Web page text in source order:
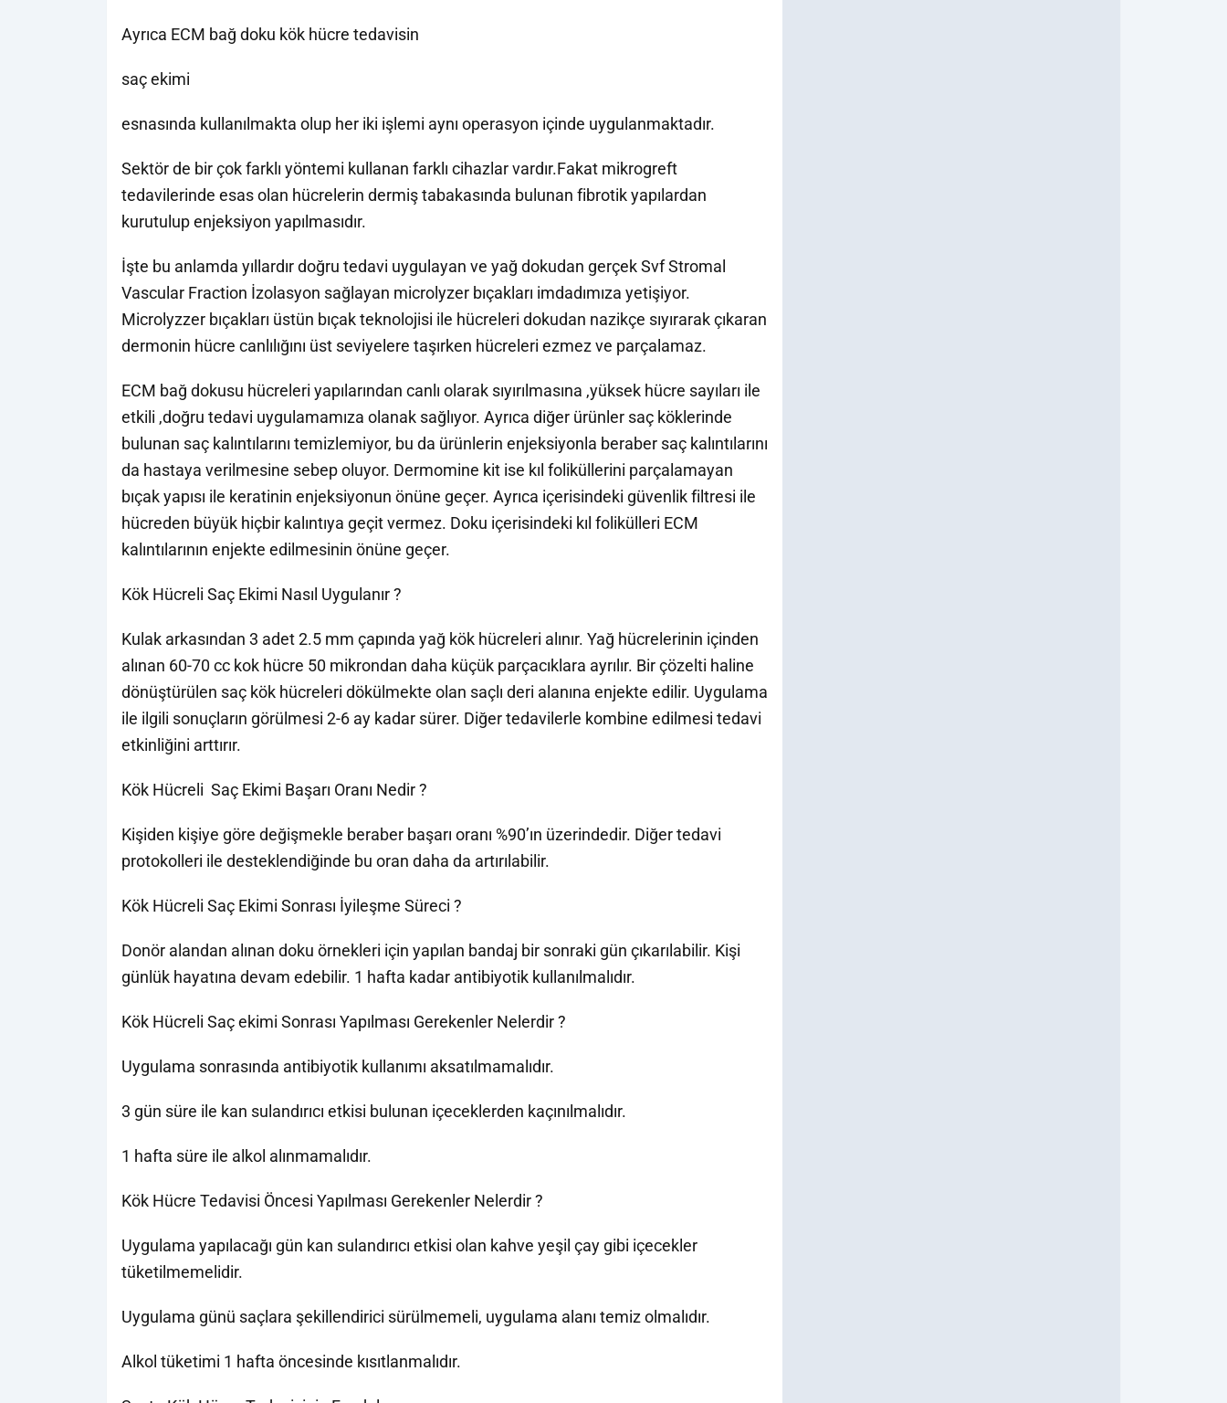
Ayrıca ECM bağ doku kök hücre tedavisin
saç ekimi
esnasında kullanılmakta olup her iki işlemi aynı operasyon içinde uygulanmaktadır.
Sektör de bir çok farklı yöntemi kullanan farklı cihazlar vardır.Fakat mikrogreft
tedavilerinde esas olan hücrelerin dermiş tabakasında bulunan fibrotik yapılardan
kurutulup enjeksiyon yapılmasıdır.
İşte bu anlamda yıllardır doğru tedavi uygulayan ve yağ dokudan gerçek Svf Stromal
Vascular Fraction İzolasyon sağlayan microlyzer bıçakları imdadımıza yetişiyor.
Microlyzzer bıçakları üstün bıçak teknolojisi ile hücreleri dokudan nazikçe sıyırarak çıkaran
dermonin hücre canlılığını üst seviyelere taşırken hücreleri ezmez ve parçalamaz.
ECM bağ dokusu hücreleri yapılarından canlı olarak sıyırılmasına ,yüksek hücre sayıları ile
etkili ,doğru tedavi uygulamamıza olanak sağlıyor. Ayrıca diğer ürünler saç köklerinde
bulunan saç kalıntılarını temizlemiyor, bu da ürünlerin enjeksiyonla beraber saç kalıntılarını
da hastaya verilmesine sebep oluyor. Dermomine kit ise kıl foliküllerini parçalamayan
bıçak yapısı ile keratinin enjeksiyonun önüne geçer. Ayrıca içerisindeki güvenlik filtresi ile
hücreden büyük hiçbir kalıntıya geçit vermez. Doku içerisindeki kıl folikülleri ECM
kalıntılarının enjekte edilmesinin önüne geçer.
Kök Hücreli Saç Ekimi Nasıl Uygulanır ?
Kulak arkasından 3 adet 2.5 mm çapında yağ kök hücreleri alınır. Yağ hücrelerinin içinden
alınan 60-70 cc kok hücre 50 mikrondan daha küçük parçacıklara ayrılır. Bir çözelti haline
dönüştürülen saç kök hücreleri dökülmekte olan saçlı deri alanına enjekte edilir. Uygulama
ile ilgili sonuçların görülmesi 2-6 ay kadar sürer. Diğer tedavilerle kombine edilmesi tedavi
etkinliğini arttırır.
Kök Hücreli Saç Ekimi Başarı Oranı Nedir ?
Kişiden kişiye göre değişmekle beraber başarı oranı %90’ın üzerindedir. Diğer tedavi
protokolleri ile desteklendiğinde bu oran daha da artırılabilir.
Kök Hücreli Saç Ekimi Sonrası İyileşme Süreci ?
Donör alandan alınan doku örnekleri için yapılan bandaj bir sonraki gün çıkarılabilir. Kişi
günlük hayatına devam edebilir. 1 hafta kadar antibiyotik kullanılmalıdır.
Kök Hücreli Saç ekimi Sonrası Yapılması Gerekenler Nelerdir ?
Uygulama sonrasında antibiyotik kullanımı aksatılmamalıdır.
3 gün süre ile kan sulandırıcı etkisi bulunan içeceklerden kaçınılmalıdır.
1 hafta süre ile alkol alınmamalıdır.
Kök Hücre Tedavisi Öncesi Yapılması Gerekenler Nelerdir ?
Uygulama yapılacağı gün kan sulandırıcı etkisi olan kahve yeşil çay gibi içecekler
tüketilmemelidir.
Uygulama günü saçlara şekillendirici sürülmemeli, uygulama alanı temiz olmalıdır.
Alkol tüketimi 1 hafta öncesinde kısıtlanmalıdır.